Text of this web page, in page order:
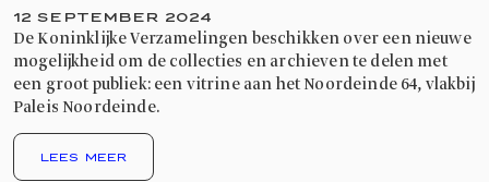
12 SEPTEMBER 2024
De Koninklijke Verzamelingen beschikken over een nieuwe
mogelijkheid om de collecties en archieven te delen met
een groot publiek: een vitrine aan het Noordeinde 64, vlakbij
Paleis Noordeinde.
LEES MEER